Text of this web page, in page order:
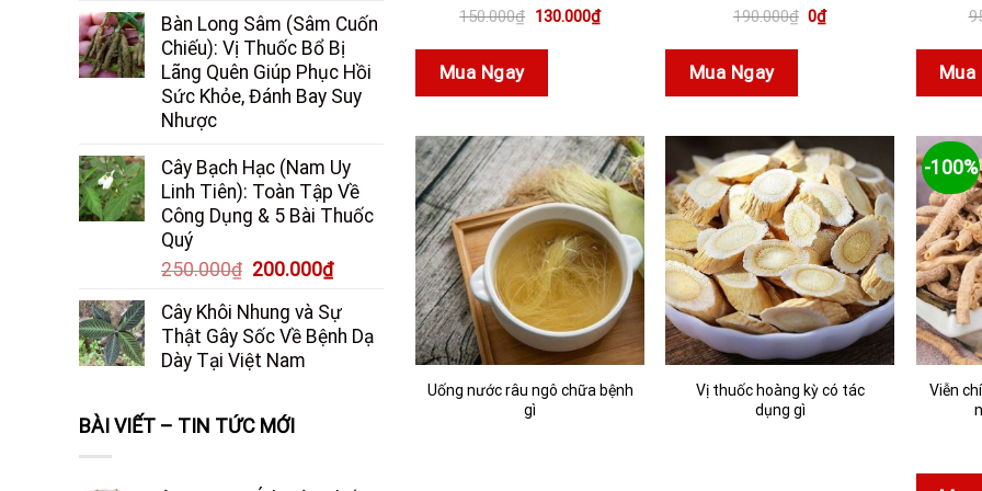
Bàn Long Sâm (Sâm Cuốn
Chiếu): Vị Thuốc Bổ Bị
Lãng Quên Giúp Phục Hồi
Sức Khỏe, Đánh Bay Suy
Nhược
Cây Bạch Hạc (Nam Uy
Linh Tiên): Toàn Tập Về
Công Dụng & 5 Bài Thuốc
Quý
250.000₫ Giá
là:
250.000₫.
200.000₫Giá
tại
là:
200.000₫.
Cây Khôi Nhung và Sự
Thật Gây Sốc Về Bệnh Dạ
Dày Tại Việt Nam
BÀI VIẾT – TIN TỨC MỚI
150.000₫ Giá
là:
130.000₫Giá
hiện
Mua Ngay
190.000₫ Giá
gốc
0₫Giá
hiện
Mua Ngay Mua
Uống nước râu ngô chữa bệnh
gì
Vị thuốc hoàng kỳ có tác
dụng gì
-100%
Viễn